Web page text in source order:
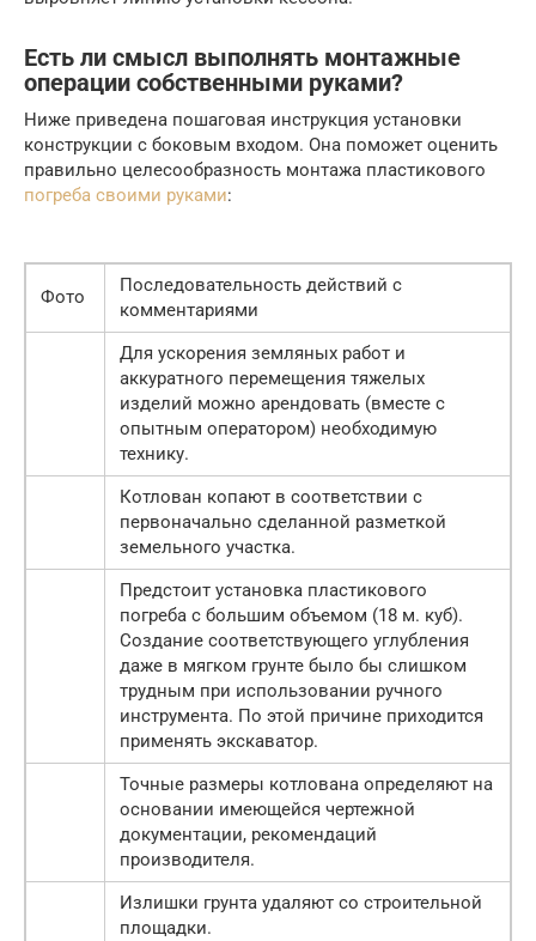
Есть ли смысл выполнять монтажные
операции собственными руками?
Ниже приведена пошаговая инструкция установки
конструкции с боковым входом. Она поможет оценить
правильно целесообразность монтажа пластикового
погреба своими руками:
Фото
Последовательность действий с
комментариями
Для ускорения земляных работ и
аккуратного перемещения тяжелых
изделий можно арендовать (вместе с
опытным оператором) необходимую
технику.
Котлован копают в соответствии с
первоначально сделанной разметкой
земельного участка.
Предстоит установка пластикового
погреба с большим объемом (18 м. куб).
Создание соответствующего углубления
даже в мягком грунте было бы слишком
трудным при использовании ручного
инструмента. По этой причине приходится
применять экскаватор.
Точные размеры котлована определяют на
основании имеющейся чертежной
документации, рекомендаций
производителя.
Излишки грунта удаляют со строительной
площадки.